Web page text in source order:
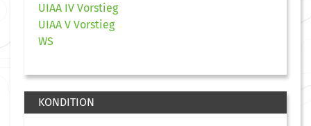
UIAA IV Vorstieg
UIAA V Vorstieg
WS
KONDITION